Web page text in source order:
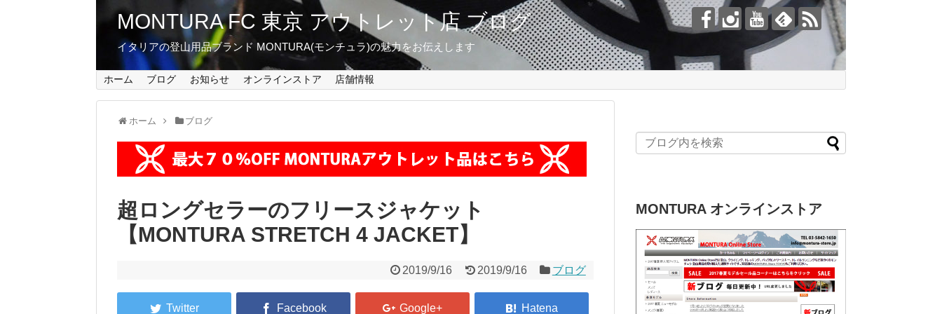
MONTURA FC 東京 アウトレット店 ブログ
イタリアの登山用品ブランド MONTURA(モンチュラ)の魅力をお伝えします
ホーム ブログ お知らせ オンラインストア 店舗情報
ホーム ブログ
超ロングセラーのフリースジャケット
【MONTURA STRETCH 4 JACKET】
2019/9/16 2019/9/16 ブログ
MONTURA オンラインストア